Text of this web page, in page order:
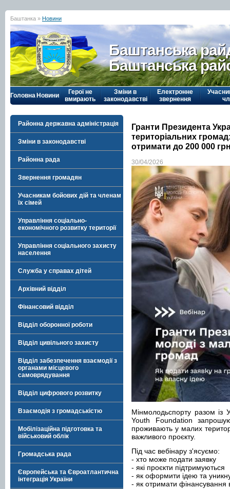
Баштанка » Новини
Баштанська
Баштанська
Головна Новини
Герої не
вмирають
Зміни в
законодавстві
Електронне
звернення
Районна державна адміністрація
Зміни в законодавстві
Районна рада
Звернення громадян
Учасникам бойових дій та членам
їх сімей
Управління соціально-
економічного розвитку території
Управління соціального захисту
населення
Служба у справах дітей
Архівний відділ
Фінансовий відділ
Відділ оборонної роботи
Відділ цивільного захисту
Відділ забезпечення взаємодії з
органами місцевого
самоврядування
Відділ цифрового розвитку
Взаємодія з громадськістю
Мобілізаційна підготовка та
військовий облік
Громадська рада
Європейська та Євроатлантична
інтеграція України
Гранти Президента
територіальних
отримати до 200 000
30/04/2026
Мінмолодьспорту разом із
Youth Foundation
проживають у малих
важливого проєкту.
Під час вебінару з'ясуємо:
- хто може подати заявку
- які проєкти підтримуються
- як оформити ідею та
- як отримати фінансування